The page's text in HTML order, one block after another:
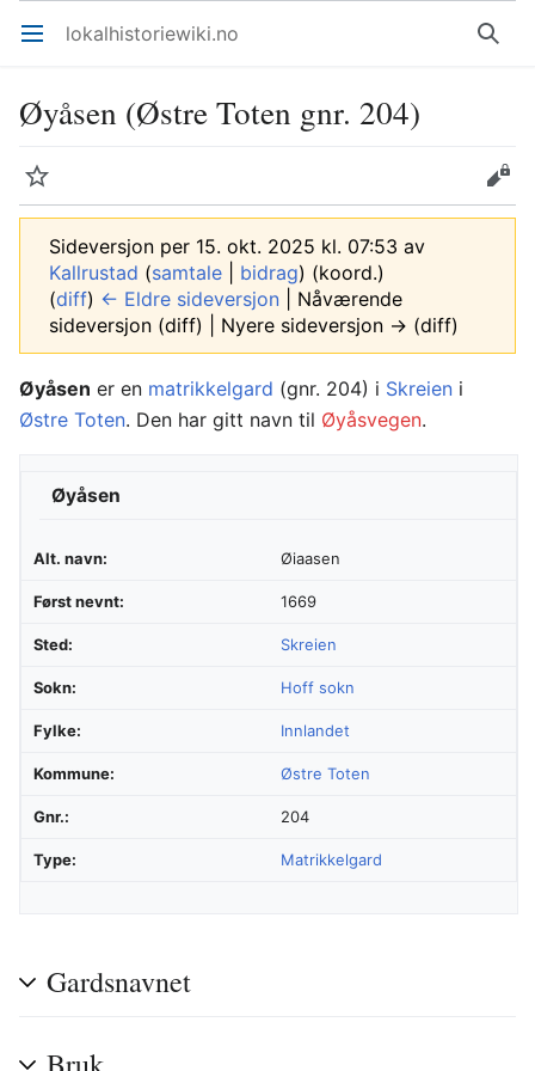
Åpne hovedmenyen lokalhistoriewiki.no Søk
Øyåsen (Østre Toten gnr. 204)
Overvåk Rediger
Sideversjon per 15. okt. 2025 kl. 07:53 av
Kallrustad (samtale bidrag) (koord.)
(diff) ← Eldre sideversjon | Nåværende
sideversjon (diff) | Nyere sideversjon → (diff)
Øyåsen er en matrikkelgard (gnr. 204) i Skreien i
Østre Toten. Den har gitt navn til Øyåsvegen.
Øyåsen
Alt. navn: Øiaasen
Først nevnt: 1669
Sted: Skreien
Sokn: Hoff sokn
Fylke: Innlandet
Kommune: Østre Toten
Gnr.: 204
Type: Matrikkelgard
Gardsnavnet